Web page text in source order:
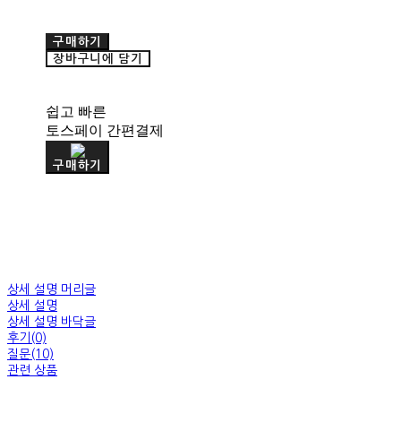
구매하기
장바구니에 담기
쉽고 빠른
토스페이 간편결제
구매하기
상세 설명 머리글
상세 설명
상세 설명 바닥글
후기(0)
질문(10)
관련 상품